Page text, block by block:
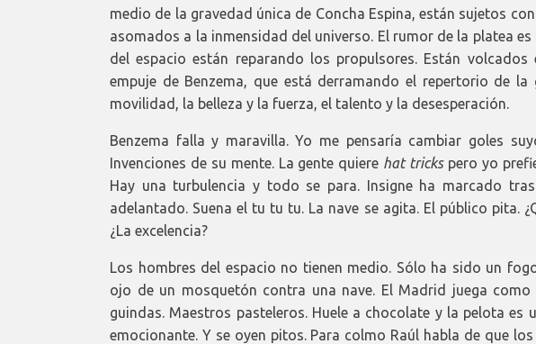
medio de la gravedad única de Concha Espina, están sujetos
asomados a la inmensidad del universo. El rumor de la platea
del espacio están reparando los propulsores. Están
empuje de Benzema, que está derramando el repertorio de
movilidad, la belleza y la fuerza, el talento y la desesperación.
Benzema falla y maravilla. Yo me pensaría cambiar goles
Invenciones de su mente. La gente quiere hat trickspero yo
Hay una turbulencia y todo se para. Insigne ha marcado
adelantado. Suena el tu tu tu. La nave se agita. El público pita.
¿La excelencia?
Los hombres del espacio no tienen medio. Sólo ha sido un
ojo de un mosquetón contra una nave. El Madrid juega
guindas. Maestros pasteleros. Huele a chocolate y la pelota es
emocionante. Y se oyen pitos. Para colmo Raúl habla de que